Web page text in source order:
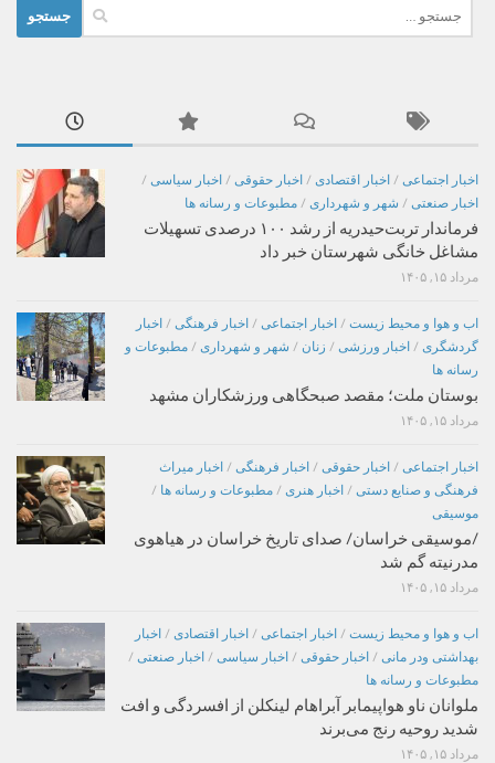
برای:
اخبار اجتماعی / اخبار اقتصادی / اخبار حقوقی / اخبار سیاسی /
اخبار صنعتی / شهر و شهرداری / مطبوعات و رسانه ها
فرماندار تربت‌حیدریه از رشد ۱۰۰ درصدی تسهیلات
مشاغل خانگی شهرستان خبر داد
مرداد ۱۵, ۱۴۰۵
اب و هوا و محیط زیست / اخبار اجتماعی / اخبار فرهنگی / اخبار
گردشگری / اخبار ورزشی / زنان / شهر و شهرداری / مطبوعات و
رسانه ها
بوستان ملت؛ مقصد صبحگاهی ورزشکاران مشهد
مرداد ۱۵, ۱۴۰۵
اخبار اجتماعی / اخبار حقوقی / اخبار فرهنگی / اخبار میراث
فرهنگی و صنایع دستی / اخبار هنری / مطبوعات و رسانه ها /
موسیقی
/موسیقی خراسان/ صدای تاریخ خراسان در هیاهوی
مدرنیته گم شد
مرداد ۱۵, ۱۴۰۵
اب و هوا و محیط زیست / اخبار اجتماعی / اخبار اقتصادی / اخبار
بهداشتی ودر مانی / اخبار حقوقی / اخبار سیاسی / اخبار صنعتی /
مطبوعات و رسانه ها
ملوانان ناو هواپیمابر آبراهام لینکلن از افسردگی و افت
شدید روحیه رنج می‌برند
مرداد ۱۵, ۱۴۰۵